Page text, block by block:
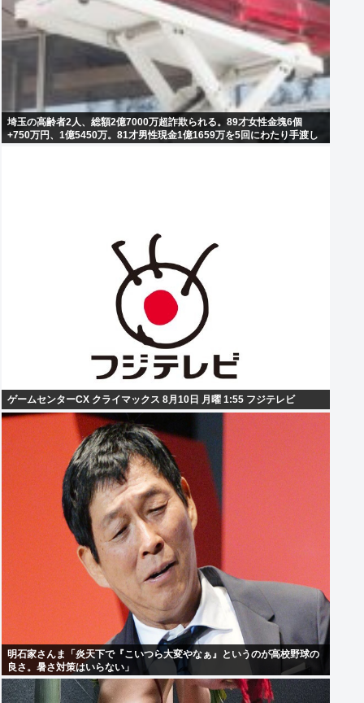
埼玉の高齢者2人、総額2億7000万超詐欺られる。89才女性金塊6個
+750万円、1億5450万。81才男性現金1億1659万を5回にわたり手渡し
ゲームセンターCX クライマックス 8月10日 月曜 1:55 フジテレビ
明石家さんま「炎天下で『こいつら大変やなぁ』というのが高校野球の
良さ。暑さ対策はいらない」